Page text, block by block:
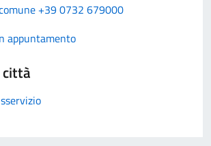
+39 0732 679000
appuntamento
città